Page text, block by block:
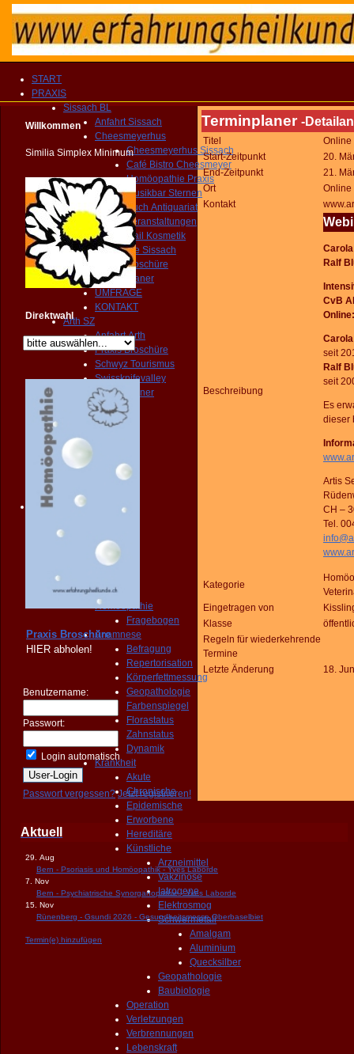
START
PRAXIS
Sissach BL
Anfahrt Sissach
Cheesmeyerhus
Cheesmeyerhus Sissach
Café Bistro Cheesmeyer
Homöopathie Praxis
Musikbar Sternen
Buch Antiquariat
Veranstaltungen
Nail Kosmetik
Gemeinde Sissach
Praxis Broschüre
Routenplaner
UMFRAGE
KONTAKT
Arth SZ
Anfahrt Arth
Praxis Broschüre
Schwyz Tourismus
Swissknifevalley
Routenplaner
KONTAKT
Erreichbarkeit
Fragebogen
Broschüre
Person
KONTAKT
Angebot
Homöopathie
Diagnose
PRAXIS
Homöopathie
Fragebogen
Anamnese
Befragung
Repertorisation
Körperfettmessung
Geopathologie
Farbenspiegel
Florastatus
Zahnstatus
Dynamik
Krankheit
Akute
Chronische
Epidemische
Erworbene
Hereditäre
Künstliche
Arzneimittel
Vakzinose
Iatrogene
Elektrosmog
Schwermetall
Amalgam
Aluminium
Quecksilber
Geopathologie
Baubiologie
Operation
Verletzungen
Verbrennungen
Lebenskraft
Willkommen
Similia Simplex Minimum
Direktwahl
Praxis Broschüre
HIER abholen!
Benutzername:
Passwort:
Login automatisch
Passwort vergessen? Jetzt registrieren!
Terminplaner -
Titel
Online
Start-Zeitpunkt
20.
End-Zeitpunkt
21.
Ort
Online
Kontakt
Beschreibung
Ralf
CvB
seit
Ralf
seit
Es
dieser
Artis
CH –
Tel.
Kategorie
Eingetragen von
Klasse
Regeln für wiederkehrende
Termine
Letzte Änderung
18.
Aktuell
29. Aug
Bern - Psoriasis und Homöopathik - Yves Laborde
7. Nov
Bern - Psychiatrische Synorganopathie - Yves Laborde
15. Nov
Rünenberg - Gsundi 2026 - Gesundheitsmesse Oberbaselbiet
Termin(e) hinzufügen